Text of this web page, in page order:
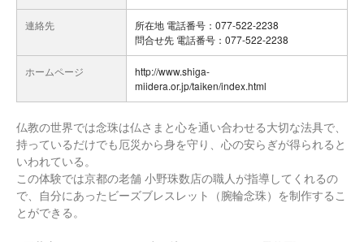
連絡先
所在地 電話番号：077-522-2238
問合せ先 電話番号：077-522-2238
ホームページ
http://www.shiga-
miidera.or.jp/taiken/index.html
仏教の世界では念珠は仏さまと心を通い合わせる大切な法具で、
持っているだけでも厄災から身を守り、心の安らぎが得られると
いわれている。
この体験では京都の老舗 小野珠数店の職人が指導してくれるの
で、自分にあったビーズブレスレット（腕輪念珠）を制作するこ
とができる。